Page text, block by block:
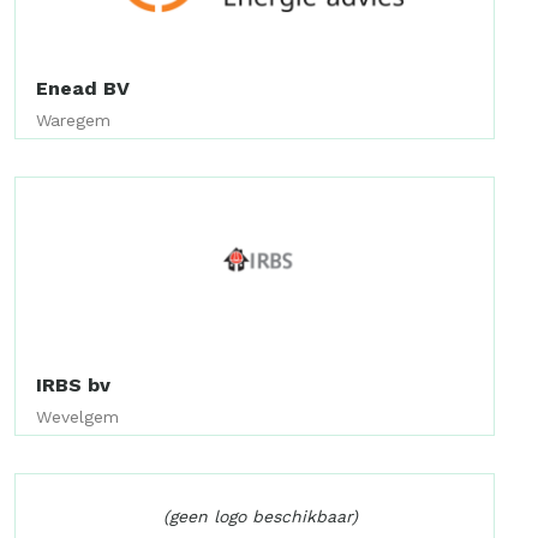
Enead BV
Waregem
IRBS bv
Wevelgem
(geen logo beschikbaar)